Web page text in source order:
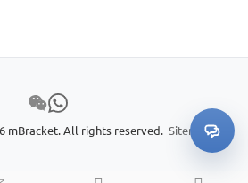
mBracket. All rights reserved. Sitemap